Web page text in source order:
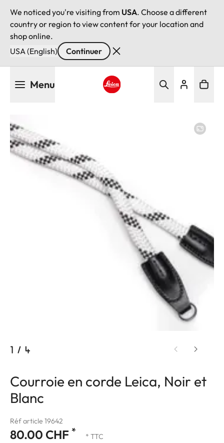
We noticed you're visiting from USA. Choose a different
country or region to view content for your location and
shop online.
USA (English)
Continuer
Menu
1 / 4
Courroie en corde Leica, Noir et
Blanc
Réf article 19642
80.00 CHF * * TTC